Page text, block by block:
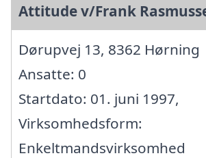
Attitude v/Frank
Dørupvej 13, 8362 Hørning
Ansatte: 0
Startdato: 01. juni 1997,
Virksomhedsform:
Enkeltmandsvirksomhed